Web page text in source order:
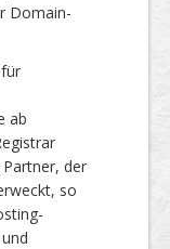
Domain-
ab
der
so